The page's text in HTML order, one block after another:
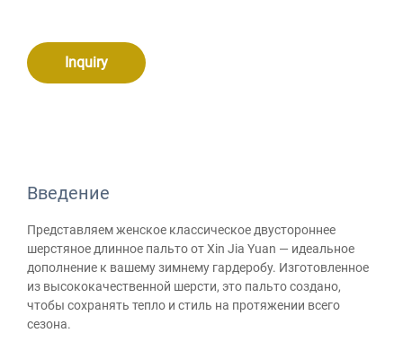
Inquiry
Введение
Представляем женское классическое двустороннее
шерстяное длинное пальто от Xin Jia Yuan — идеальное
дополнение к вашему зимнему гардеробу. Изготовленное
из высококачественной шерсти, это пальто создано,
чтобы сохранять тепло и стиль на протяжении всего
сезона.